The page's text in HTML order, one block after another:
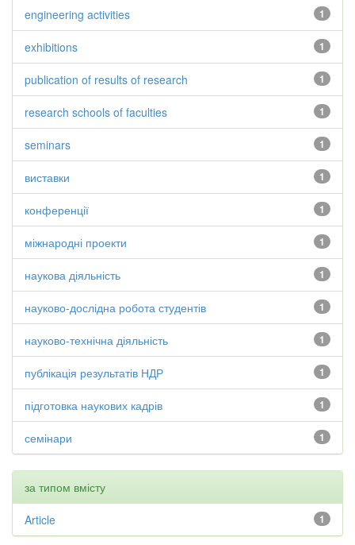
1
engineering activities
1
exhibitions
1
publication of results of research
1
research schools of faculties
1
seminars
1
виставки
1
конференції
1
міжнародні проекти
1
наукова діяльність
1
науково-дослідна робота студентів
1
науково-технічна діяльність
1
публікація результатів НДР
1
підготовка наукових кадрів
1
семінари
за типом вмісту
1
Article